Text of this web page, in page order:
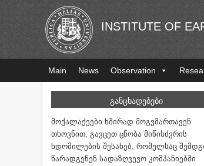
INSTITUTE OF
Main News Observation
ᲒᲐᲜᲪᲮᲐᲓᲔᲑᲔᲑᲘ
მოქალაქეები ხშირად მოგვმართავენ
თხოვნით, გავცეთ ცნობა მიწისძვრის
ხდომილების შესახებ, რომელსაც
წარადგენენ სადაზღვევო კომპანიებში